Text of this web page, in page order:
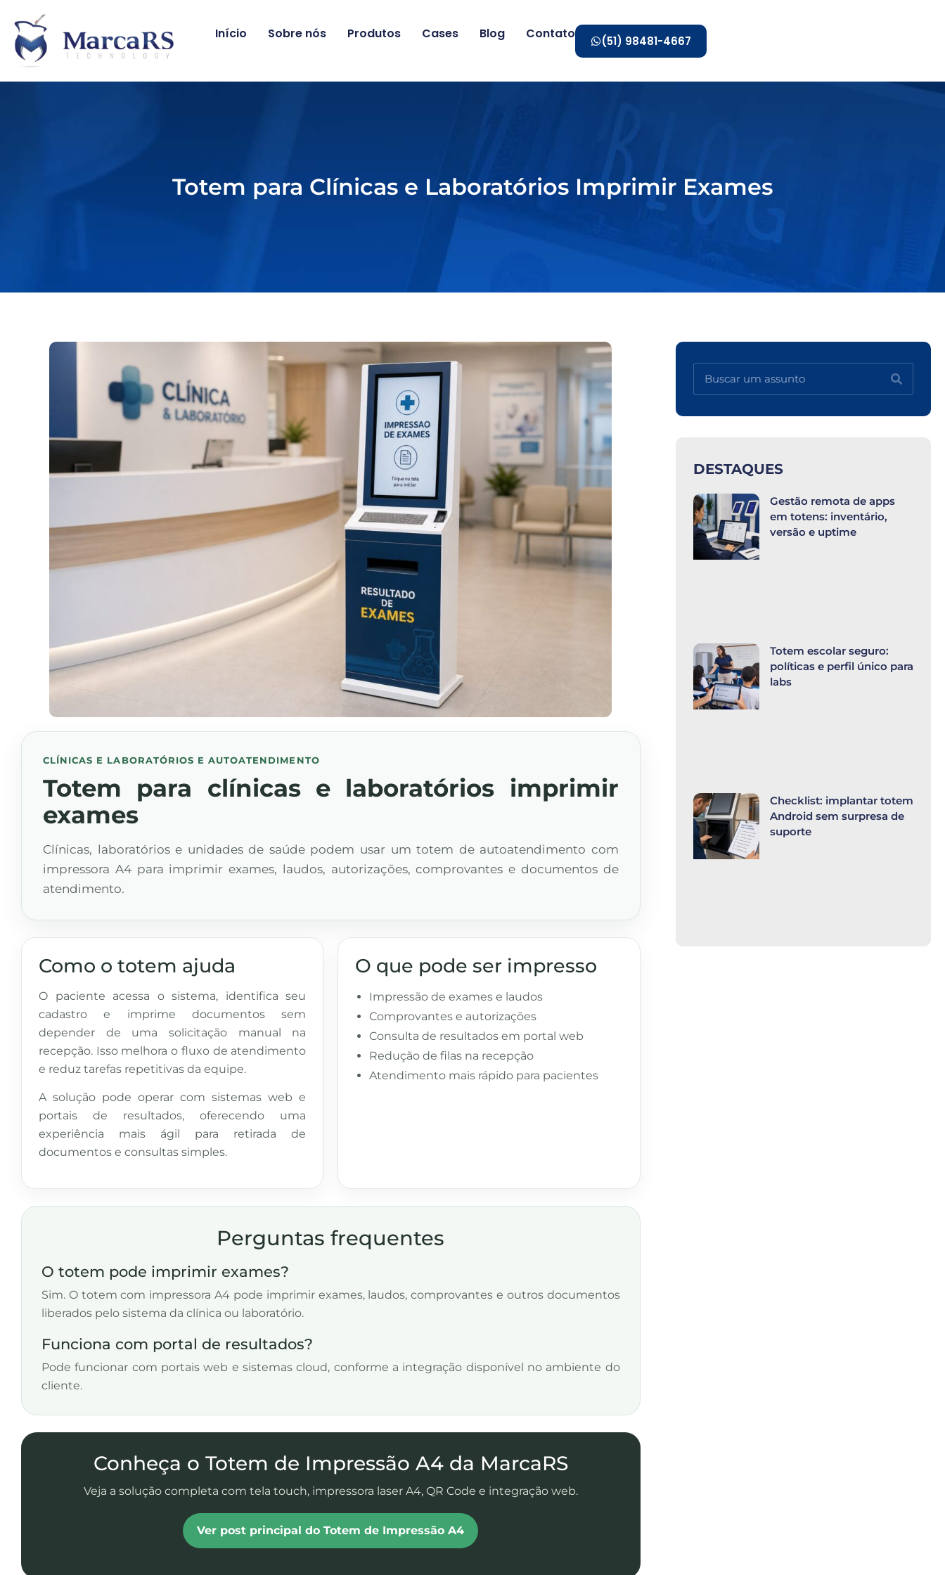
Início Sobre nós Produtos Cases Blog Contato (51) 98481-4667
Totem para Clínicas e Laboratórios Imprimir Exames
CLÍNICAS E LABORATÓRIOS E AUTOATENDIMENTO
Totem para clínicas e laboratórios imprimir
exames
Clínicas, laboratórios e unidades de saúde podem usar um totem de autoatendimento com
impressora A4 para imprimir exames, laudos, autorizações, comprovantes e documentos de
atendimento.
Como o totem ajuda
O paciente acessa o sistema, identifica seu
cadastro e imprime documentos sem
depender de uma solicitação manual na
recepção. Isso melhora o fluxo de atendimento
e reduz tarefas repetitivas da equipe.
A solução pode operar com sistemas web e
portais de resultados, oferecendo uma
experiência mais ágil para retirada de
documentos e consultas simples.
O que pode ser impresso
Impressão de exames e laudos
Comprovantes e autorizações
Consulta de resultados em portal web
Redução de filas na recepção
Atendimento mais rápido para pacientes
Perguntas frequentes
O totem pode imprimir exames?
Sim. O totem com impressora A4 pode imprimir exames, laudos, comprovantes e outros documentos
liberados pelo sistema da clínica ou laboratório.
Funciona com portal de resultados?
Pode funcionar com portais web e sistemas cloud, conforme a integração disponível no ambiente do
cliente.
Conheça o Totem de Impressão A4 da MarcaRS
Veja a solução completa com tela touch, impressora laser A4, QR Code e integração web.
Ver post principal do Totem de Impressão A4
DESTAQUES
Gestão remota de apps
em totens: inventário,
versão e uptime
Totem escolar seguro:
políticas e perfil único para
labs
Checklist: implantar totem
Android sem surpresa de
suporte